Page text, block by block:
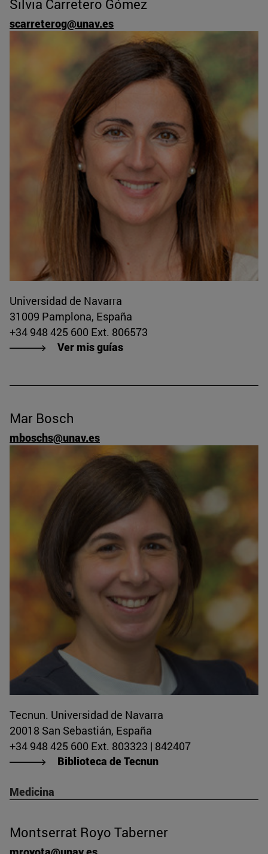
Silvia Carretero Gómez
scarreterog@unav.es
Universidad de Navarra
31009 Pamplona, España
+34 948 425 600 Ext. 806573
Ver mis guías
Mar Bosch
mboschs@unav.es
Tecnun. Universidad de Navarra
20018 San Sebastián, España
+34 948 425 600 Ext. 803323 | 842407
Biblioteca de Tecnun
Medicina
Montserrat Royo Taberner